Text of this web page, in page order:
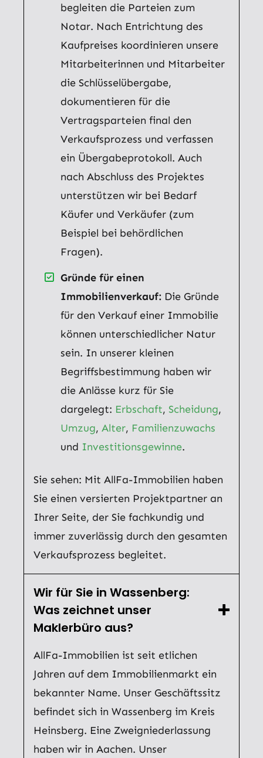
begleiten die Parteien zum
Notar. Nach Entrichtung des
Kaufpreises koordinieren unsere
Mitarbeiterinnen und Mitarbeiter
die Schlüsselübergabe,
dokumentieren für die
Vertragsparteien final den
Verkaufsprozess und verfassen
ein Übergabeprotokoll. Auch
nach Abschluss des Projektes
unterstützen wir bei Bedarf
Käufer und Verkäufer (zum
Beispiel bei behördlichen
Fragen).
Gründe für einen
Immobilienverkauf: Die Gründe
für den Verkauf einer Immobilie
können unterschiedlicher Natur
sein. In unserer kleinen
Begriffsbestimmung haben wir
die Anlässe kurz für Sie
dargelegt: Erbschaft, Scheidung,
Umzug,Alter, Familienzuwachs
und Investitionsgewinne.
Sie sehen: Mit AllFa-Immobilien haben
Sie einen versierten Projektpartner an
Ihrer Seite, der Sie fachkundig und
immer zuverlässig durch den gesamten
Verkaufsprozess begleitet.
Wir für Sie in Wassenberg:
Was zeichnet unser
Maklerbüro aus?
AllFa-Immobilien ist seit etlichen
Jahren auf dem Immobilienmarkt ein
bekannter Name. Unser Geschäftssitz
befindet sich in Wassenberg im Kreis
Heinsberg. Eine Zweigniederlassung
haben wir in Aachen. Unser